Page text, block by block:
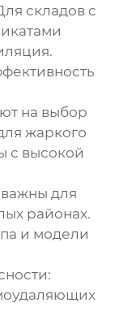
складов с
на выбор
жаркого
с высокой
для
районах.
и модели